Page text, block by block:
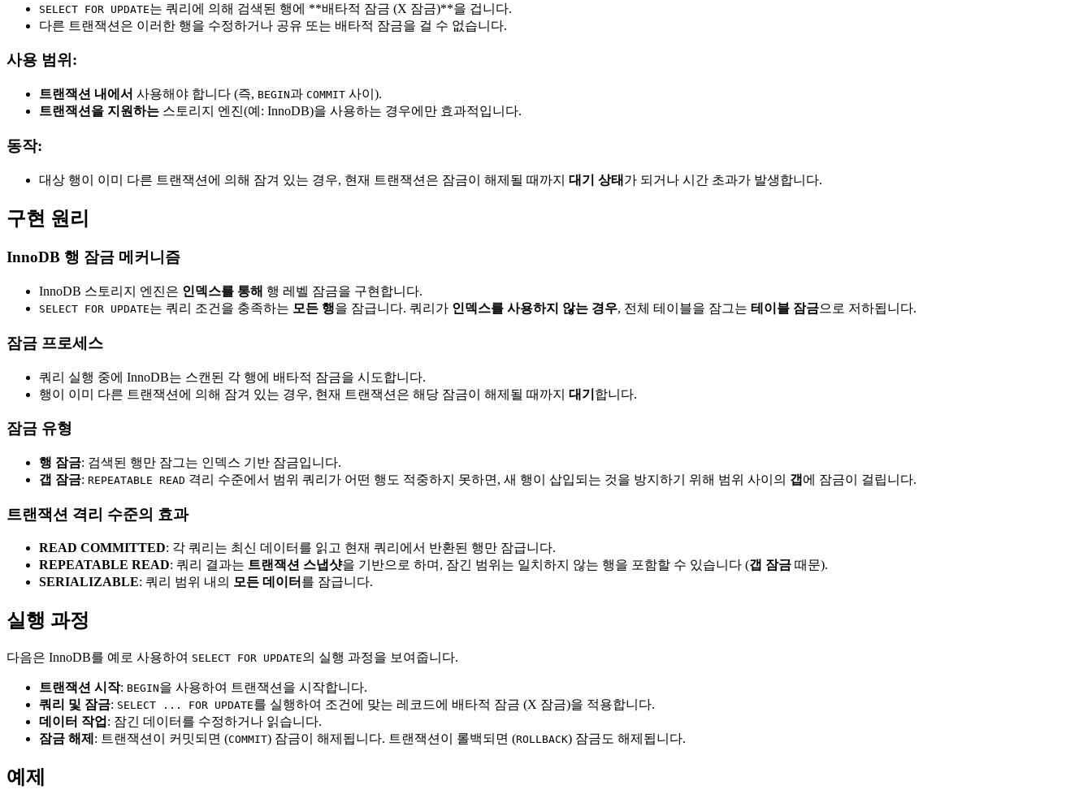
SELECT FOR UPDATE는 쿼리에 의해 검색된 행에 **배타적 잠금 (X 잠금)**을 겁니다.
다른 트랜잭션은 이러한 행을 수정하거나 공유 또는 배타적 잠금을 걸 수 없습니다.
사용 범위:
트랜잭션 내에서 사용해야 합니다 (즉, BEGIN과 COMMIT 사이).
트랜잭션을 지원하는 스토리지 엔진(예: InnoDB)을 사용하는 경우에만 효과적입니다.
동작:
대상 행이 이미 다른 트랜잭션에 의해 잠겨 있는 경우, 현재 트랜잭션은 잠금이 해제될 때까지 대기 상태 가 되거나 시간 초과가 발생합니다.
구현 원리
InnoDB 행 잠금 메커니즘
InnoDB 스토리지 엔진은 인덱스를 통해 행 레벨 잠금을 구현합니다.
SELECT FOR UPDATE는 쿼리 조건을 충족하는 모든 행을 잠급니다. 쿼리가 인덱스를 사용하지 않는 경우, 전체 테이블을 잠그는 테이블 잠금으로 저하됩니다.
잠금 프로세스
쿼리 실행 중에 InnoDB는 스캔된 각 행에 배타적 잠금을 시도합니다.
행이 이미 다른 트랜잭션에 의해 잠겨 있는 경우, 현재 트랜잭션은 해당 잠금이 해제될 때까지 대기 합니다.
잠금 유형
행 잠금: 검색된 행만 잠그는 인덱스 기반 잠금입니다.
갭 잠금: REPEATABLE READ 격리 수준에서 범위 쿼리가 어떤 행도 적중하지 못하면, 새 행이 삽입되는 것을 방지하기 위해 범위 사이의 갭 에 잠금이 걸립니다.
트랜잭션 격리 수준의 효과
READ COMMITTED: 각 쿼리는 최신 데이터를 읽고 현재 쿼리에서 반환된 행만 잠급니다.
REPEATABLE READ: 쿼리 결과는 트랜잭션 스냅샷을 기반으로 하며, 잠긴 범위는 일치하지 않는 행을 포함할 수 있습니다 (갭 잠금 때문).
SERIALIZABLE: 쿼리 범위 내의 모든 데이터 를 잠급니다.
실행 과정
다음은 InnoDB를 예로 사용하여 SELECT FOR UPDATE의 실행 과정을 보여줍니다.
트랜잭션 시작: BEGIN을 사용하여 트랜잭션을 시작합니다.
쿼리 및 잠금: SELECT ... FOR UPDATE를 실행하여 조건에 맞는 레코드에 배타적 잠금 (X 잠금)을 적용합니다.
데이터 작업 : 잠긴 데이터를 수정하거나 읽습니다.
잠금 해제 : 트랜잭션이 커밋되면 (COMMIT) 잠금이 해제됩니다. 트랜잭션이 롤백되면 (ROLLBACK) 잠금도 해제됩니다.
예제